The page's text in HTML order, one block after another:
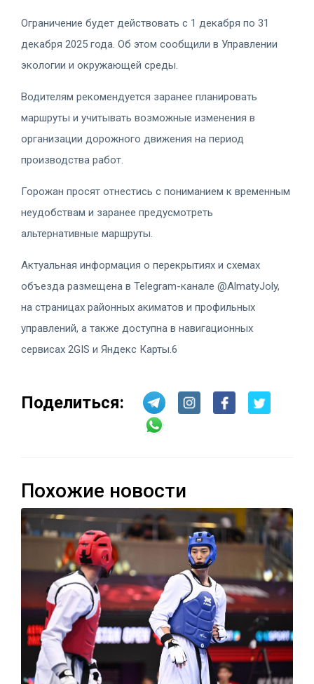
Ограничение будет действовать с 1 декабря по 31
декабря 2025 года. Об этом сообщили в Управлении
экологии и окружающей среды.
Водителям рекомендуется заранее планировать
маршруты и учитывать возможные изменения в
организации дорожного движения на период
производства работ.
Горожан просят отнестись с пониманием к временным
неудобствам и заранее предусмотреть
альтернативные маршруты.
Актуальная информация о перекрытиях и схемах
объезда размещена в Telegram-канале @AlmatyJoly,
на страницах районных акиматов и профильных
управлений, а также доступна в навигационных
сервисах 2GIS и Яндекс Карты.6
Поделиться:
Похожие новости